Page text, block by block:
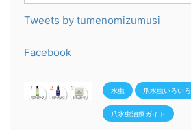
Tweets by tumenomizumusi
Facebook
水虫 爪水虫いろいろ
爪水虫治療ガイド